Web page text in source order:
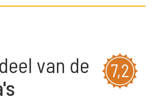
7,2
van de